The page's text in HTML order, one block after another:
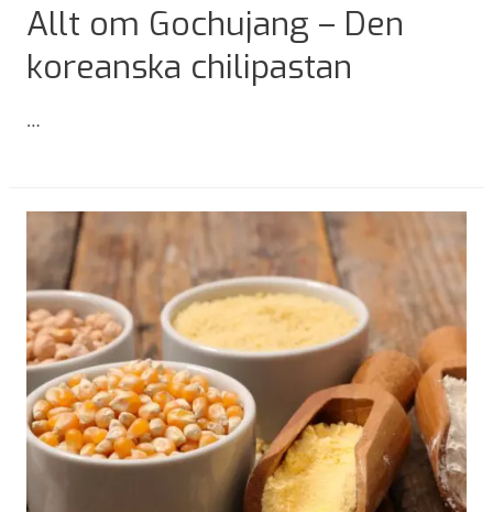
Allt om Gochujang – Den
koreanska chilipastan
…
om
Gochujang
Den
koreanska
chilipastan